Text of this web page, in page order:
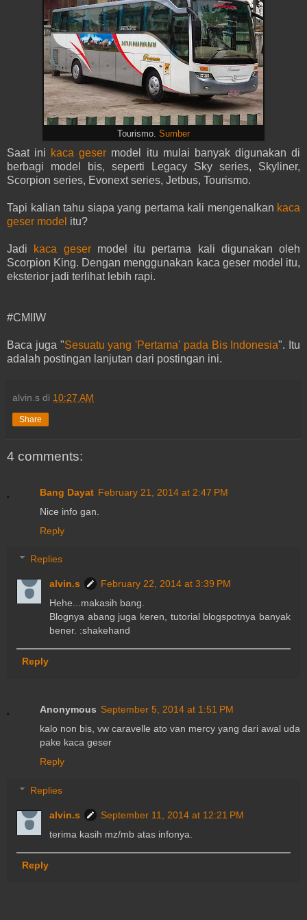
Tourismo. Sumber
Saat ini kaca geser model itu mulai banyak digunakan di
berbagi model bis, seperti Legacy Sky series, Skyliner,
Scorpion series, Evonext series, Jetbus, Tourismo.
Tapi kalian tahu siapa yang pertama kali mengenalkan kaca
geser model itu?
Jadi kaca gesermodel itu pertama kali digunakan oleh
Scorpion King. Dengan menggunakan kaca geser model itu,
eksterior jadi terlihat lebih rapi.
#CMIIW
Baca juga "Sesuatu yang 'Pertama' pada Bis Indonesia". Itu
adalah postingan lanjutan dari postingan ini.
alvin.s di 10:27 AM
Share
4 comments:
Bang Dayat February 21, 2014 at 2:47 PM
Nice info gan.
Reply
Replies
alvin.s
February 22, 2014 at 3:39 PM
Hehe...makasih bang.
Blognya abang juga keren, tutorial blogspotnya banyak
bener. :shakehand
Reply
Anonymous September 5, 2014 at 1:51 PM
kalo non bis, vw caravelle ato van mercy yang dari awal uda
pake kaca geser
Reply
Replies
alvin.s
September 11, 2014 at 12:21 PM
terima kasih mz/mb atas infonya.
Reply